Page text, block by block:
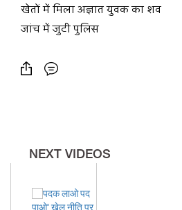
खेतों में मिला अज्ञात युवक का शव
जांच में जुटी पुलिस
NEXT VIDEOS